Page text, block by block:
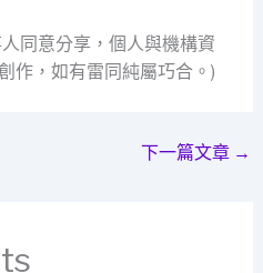
同意分享，個人與機構資
作，如有雷同純屬巧合。)
下一篇文章 →